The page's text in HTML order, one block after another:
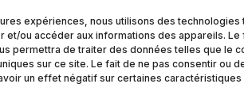
expériences, nous utilisons des technologies
et/ou accéder aux informations des appareils. Le
permettra de traiter des données telles que le
sur ce site. Le fait de ne pas consentir ou
un effet négatif sur certaines